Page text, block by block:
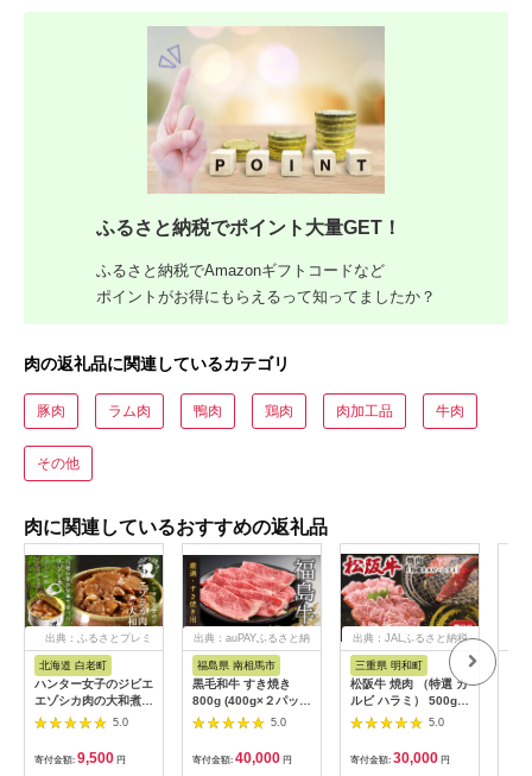
ふるさと納税でポイント大量GET！
ふるさと納税でAmazonギフトコードなど
ポイントがお得にもらえるって知ってましたか？
肉の返礼品に関連しているカテゴリ
豚肉 ラム肉 鴨肉 鶏肉 肉加工品 牛肉
その他
肉に関連しているおすすめの返礼品
出典：ふるさとプレミ
北海道 白老町
ハンター女子のジビエ
エゾシカ肉の大和煮 6
缶セット AI0335.0
寄付金額: 9,500 円
出典：auPAYふるさと納
福島県 南相馬市
黒毛和牛 すき焼き
800g (400g×２パッ
ク) 福島牛 | 国産 肉
和牛 牛肉 霜降り 赤身
お肉 ギフト お取り寄
せ プレゼント 今野畜
5.0
寄付金額: 40,000 円
出典：JALふるさと納税
三重県 明和町
松阪牛 焼肉 （特選 カ
ルビ ハラミ） 500g
肉 牛 牛肉 和牛 ブラ
ンド牛 高級 国産 霜降
り 冷凍 ふるさと 人気
焼肉 焼肉用 BBQ バ
5.0
寄付金額: 30,000 円